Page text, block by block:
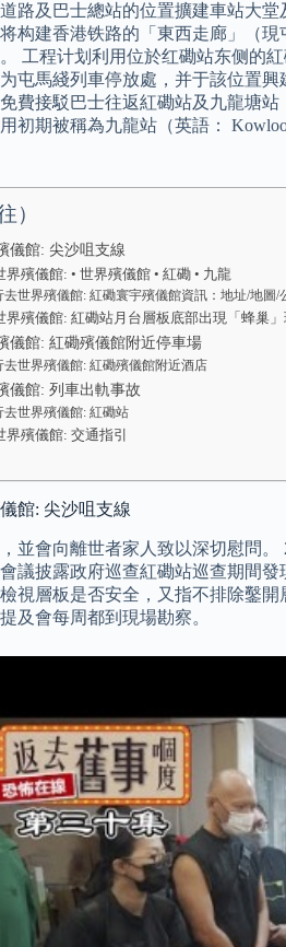
路及巴士總站的位置擴建車站大
构建香港铁路的「東西走廊」（
工程计划利用位於红磡站东侧的
屯馬綫列車停放處，并于該位置
費接駁巴士往返紅磡站及九龍塘
初期被稱為九龍站（英語：
）
儀館: 尖沙咀支線
殯儀館: • 世界殯儀館 • 紅磡 • 九龍
去世界殯儀館: 紅磡寰宇殯儀館資訊：地址/地圖/
界殯儀館: 紅磡站月台層板底部出現「蜂巢」
儀館: 紅磡殯儀館附近停車場
去世界殯儀館: 紅磡殯儀館附近酒店
儀館: 列車出軌事故
去世界殯儀館: 紅磡站
殯儀館: 交通指引
館: 尖沙咀支線
並會向離世者家人致以深切慰問
議披露政府巡查紅磡站巡查期間
視層板是否安全，又指不排除鑿
及會每周都到現場勘察。